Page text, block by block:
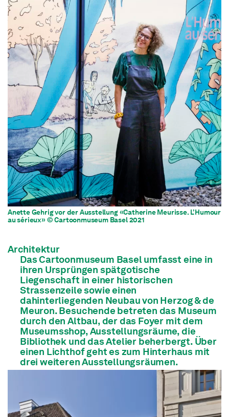
Anette Gehrig vor der Ausstellung «Catherine Meurisse. L’Humour
au sérieux» © Cartoonmuseum Basel 2021
Architektur
Das Cartoonmuseum Basel umfasst eine in
ihren Ursprüngen spätgotische
Liegenschaft in einer historischen
Strassenzeile sowie einen
dahinterliegenden Neubau von Herzog & de
Meuron. Besuchende betreten das Museum
durch den Altbau, der das Foyer mit dem
Museumsshop, Ausstellungsräume, die
Bibliothek und das Atelier beherbergt. Über
einen Lichthof geht es zum Hinterhaus mit
drei weiteren Ausstellungsräumen.